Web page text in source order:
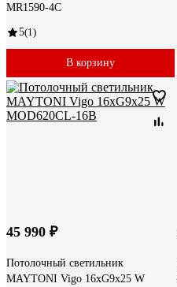
MR1590-4C
5(1)
В корзину
45 990 ₽
Потолочный светильник
MAYTONI Vigo 16хG9x25 W